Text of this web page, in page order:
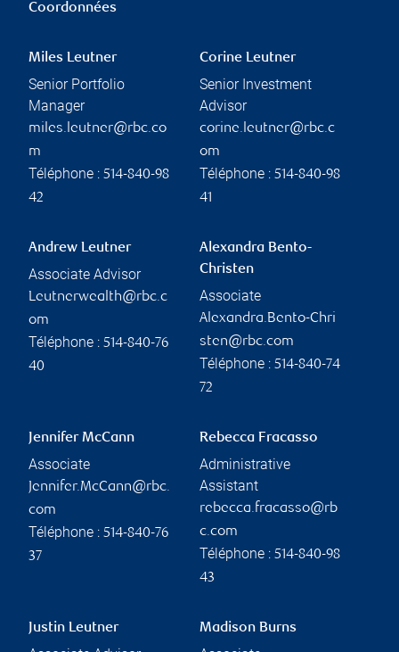
Coordonnées
Miles Leutner
Senior Portfolio
Manager
miles.leutner@rbc.co
m
Téléphone : 514-840-98
42
Corine Leutner
Senior Investment
Advisor
corine.leutner@rbc.c
om
Téléphone : 514-840-98
41
Andrew Leutner
Associate Advisor
Leutnerwealth@rbc.c
om
Téléphone : 514-840-76
40
Alexandra Bento-
Christen
Associate
Alexandra.Bento-Chri
sten@rbc.com
Téléphone : 514-840-74
72
Jennifer McCann
Associate
Jennifer.McCann@rbc.
com
Téléphone : 514-840-76
37
Rebecca Fracasso
Administrative
Assistant
rebecca.fracasso@rb
c.com
Téléphone : 514-840-98
43
Justin Leutner Madison Burns